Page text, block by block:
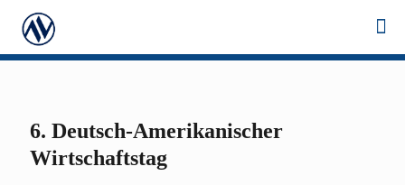
6. Deutsch-Amerikanischer
Wirtschaftstag